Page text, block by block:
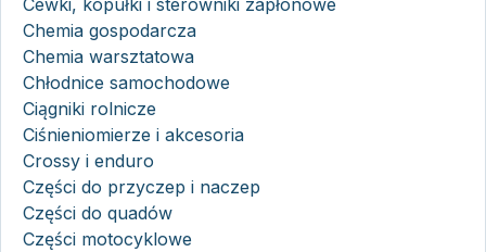
Chemia gospodarcza
Chemia warsztatowa
Chłodnice samochodowe
Ciągniki rolnicze
Ciśnieniomierze i akcesoria
Crossy i enduro
Części do przyczep i naczep
Części do quadów
Części motocyklowe